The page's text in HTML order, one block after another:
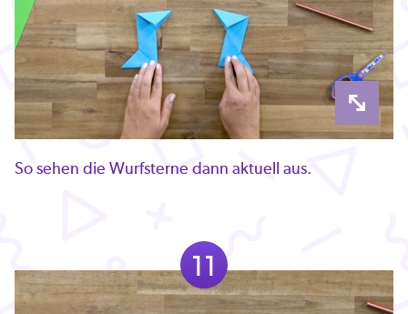
So sehen die Wurfsterne dann aktuell aus.
11